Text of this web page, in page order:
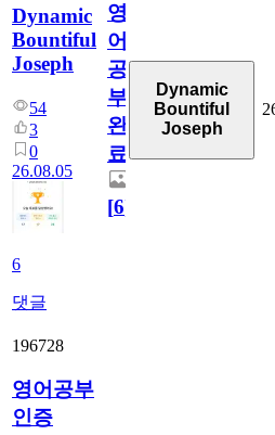
Dynamic
Bountiful
Joseph
54
3
0
26.08.05
6
댓글
영
어
공
부
완
료
[6]
Dynamic
Bountiful
Joseph
196728
영어공부
인증